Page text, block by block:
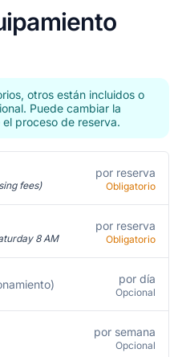
otros están incluidos o
Puede cambiar la
proceso de reserva.
fees)
por reserva
Obligatorio
8 AM
por reserva
Obligatorio
por día
Opcional
por semana
Opcional